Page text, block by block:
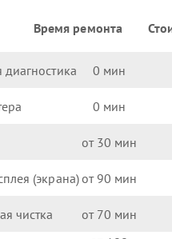
Время ремонта
диагностика 0
0
30
(экрана) 90
чистка 70